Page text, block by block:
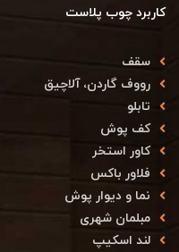
کاربرد چوب پلاست
سقف
رووف گاردن، آلاچیق
تابلو
کف پوش
کاور استخر
فلاور باکس
نما و دیوار پوش
مبلمان شهری
لند اسکیپ